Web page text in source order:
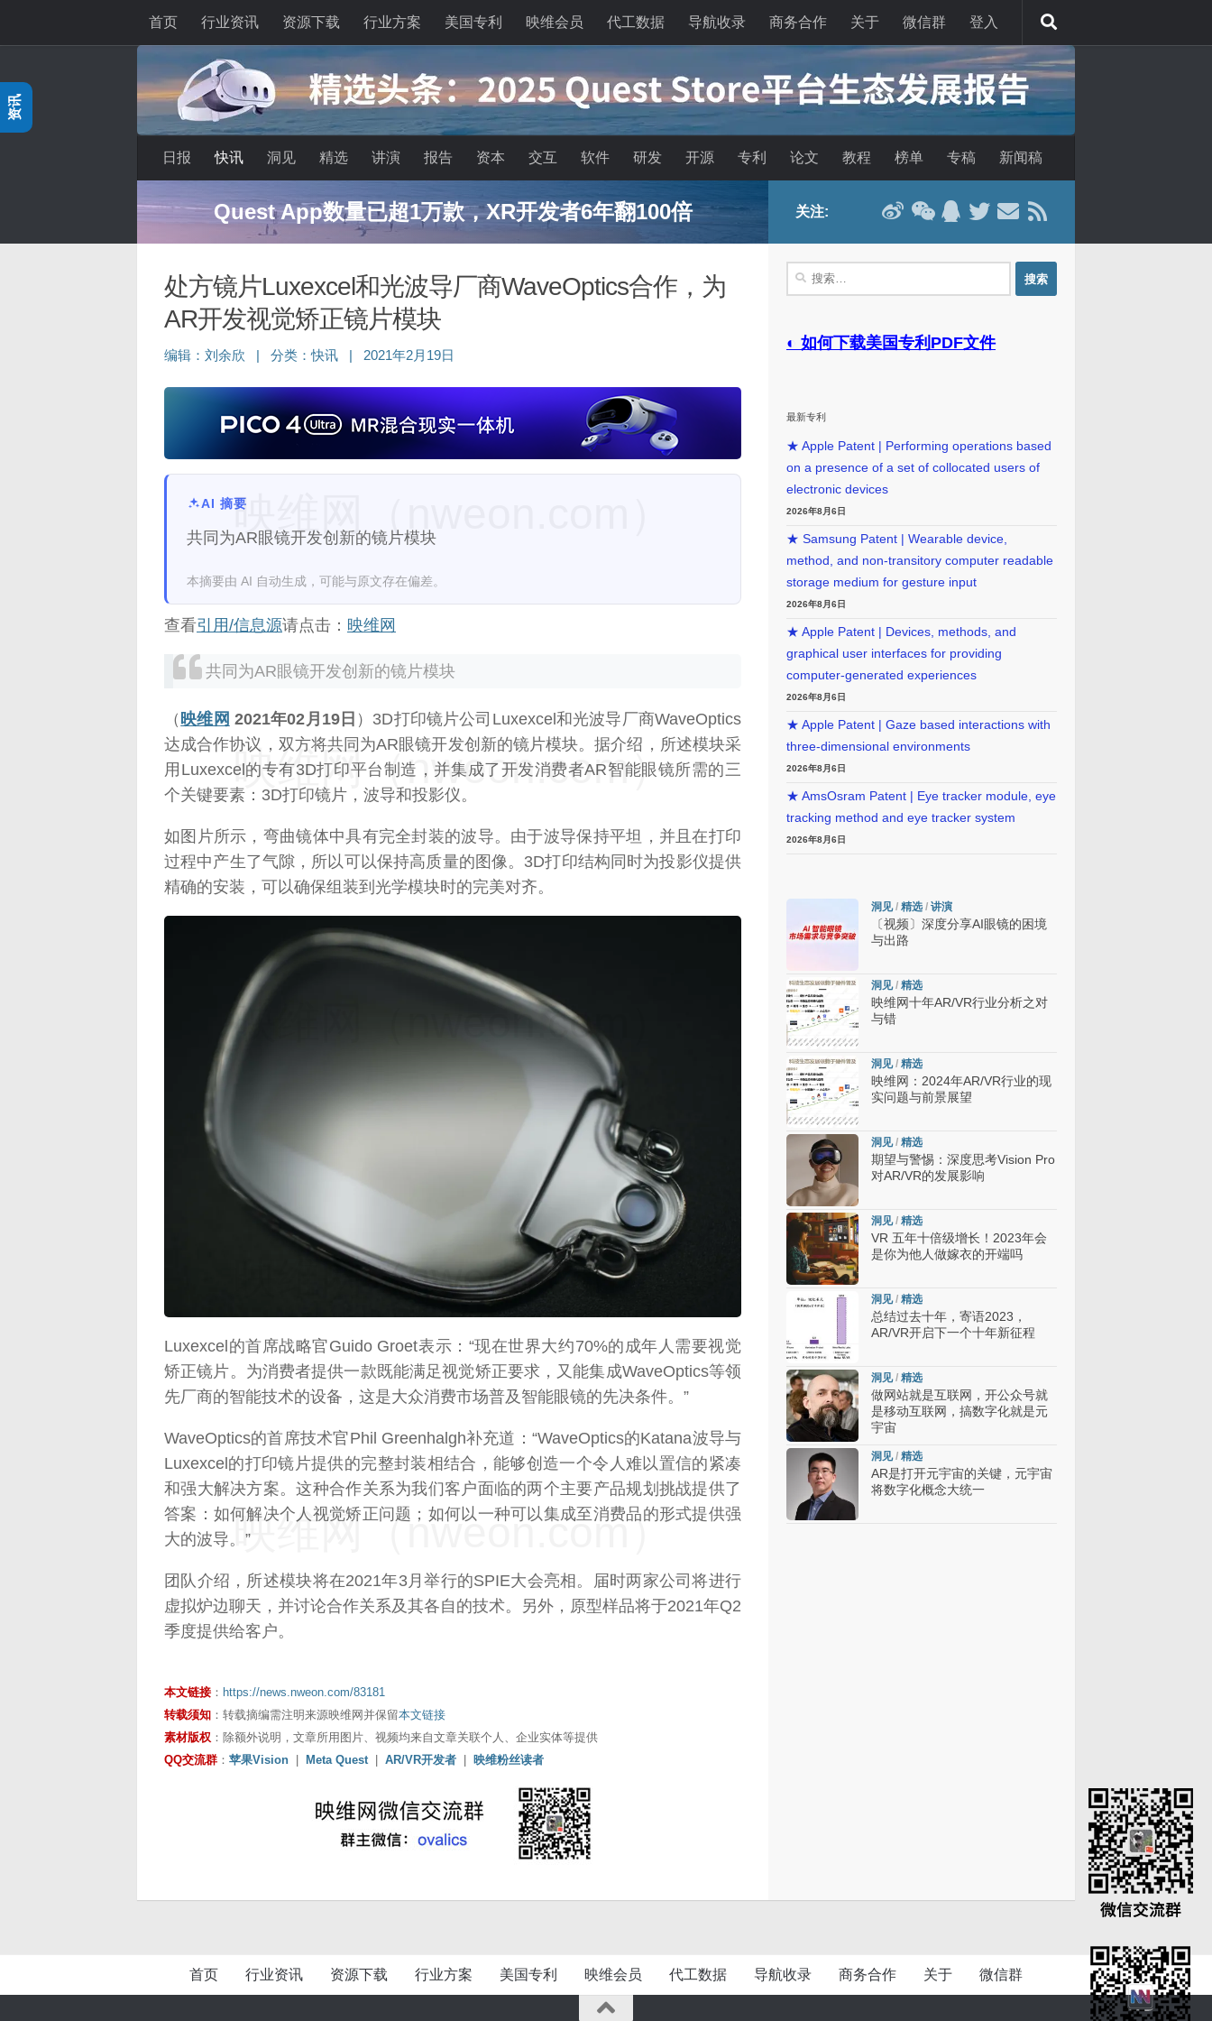
首页 行业资讯 资源下载 行业方案 美国专利 映维会员 代工数据 导航收录 商务合作 关于 微信群 登入
日报 快讯 洞见 精选 讲演 报告 资本 交互 软件 研发 开源 专利 论文 教程 榜单 专稿 新闻稿
Quest App数量已超1万款，XR开发者6年翻100倍
处方镜片Luxexcel和光波导厂商WaveOptics合作，为
AR开发视觉矫正镜片模块
编辑： 刘余欣 分类：快讯 2021年2月19日
AI 摘要
共同为AR眼镜开发创新的镜片模块
本摘要由 AI 自动生成，可能与原文存在偏差。
查看引用/信息源请点击： 映维网
共同为AR眼镜开发创新的镜片模块
（ 映维网 2021年02月19日 ）3D打印镜片公司Luxexcel和光波导厂商WaveOptics
达成合作协议，双方将共同为AR眼镜开发创新的镜片模块。据介绍，所述模块采
用Luxexcel的专有3D打印平台制造，并集成了开发消费者AR智能眼镜所需的三
个关键要素：3D打印镜片，波导和投影仪。
如图片所示，弯曲镜体中具有完全封装的波导。由于波导保持平坦，并且在打印
过程中产生了气隙，所以可以保持高质量的图像。3D打印结构同时为投影仪提供
精确的安装，可以确保组装到光学模块时的完美对齐。
Luxexcel的首席战略官Guido Groet表示：“现在世界大约70%的成年人需要视觉
矫正镜片。为消费者提供一款既能满足视觉矫正要求，又能集成WaveOptics等领
先厂商的智能技术的设备，这是大众消费市场普及智能眼镜的先决条件。”
WaveOptics的首席技术官Phil Greenhalgh补充道：“WaveOptics的Katana波导与
Luxexcel的打印镜片提供的完整封装相结合，能够创造一个令人难以置信的紧凑
和强大解决方案。这种合作关系为我们客户面临的两个主要产品规划挑战提供了
答案：如何解决个人视觉矫正问题；如何以一种可以集成至消费品的形式提供强
大的波导。”
团队介绍，所述模块将在2021年3月举行的SPIE大会亮相。届时两家公司将进行
虚拟炉边聊天，并讨论合作关系及其各自的技术。另外，原型样品将于2021年Q2
季度提供给客户。
映维网（nweon.com）
映维网（nweon.com）
映维网（nweon.com）
映维网（nweon.com）
映维网（nweon.com）
本文链接 ： https://news.nweon.com/83181
转载须知 ：转载摘编需注明来源映维网并保留本文链接
素材版权 ：除额外说明，文章所用图片、视频均来自文章关联个人、企业实体等提供
QQ交流群 ： 苹果Vision Meta Quest| AR/VR开发者 映维粉丝读者
关注:
搜
索：
◐ 如何下载美国专利PDF文件
最新专利
★ Apple Patent | Performing operations based
on a presence of a set of collocated users of
electronic devices
2026年8月6日
★ Samsung Patent | Wearable device,
method, and non-transitory computer readable
storage medium for gesture input
2026年8月6日
★ Apple Patent | Devices, methods, and
graphical user interfaces for providing
computer-generated experiences
2026年8月6日
★ Apple Patent | Gaze based interactions with
three-dimensional environments
2026年8月6日
★ AmsOsram Patent | Eye tracker module, eye
tracking method and eye tracker system
2026年8月6日
洞见/ 精选 / 讲演
〔视频〕深度分享AI眼镜的困境
与出路
洞见/ 精选
映维网十年AR/VR行业分析之对
与错
洞见/ 精选
映维网：2024年AR/VR行业的现
实问题与前景展望
洞见/ 精选
期望与警惕：深度思考Vision Pro
对AR/VR的发展影响
洞见/ 精选
VR 五年十倍级增长！2023年会
是你为他人做嫁衣的开端吗
洞见/ 精选
总结过去十年，寄语2023，
AR/VR开启下一个十年新征程
洞见/ 精选
做网站就是互联网，开公众号就
是移动互联网，搞数字化就是元
宇宙
洞见/ 精选
AR是打开元宇宙的关键，元宇宙
将数字化概念大统一
首页 行业资讯 资源下载 行业方案 美国专利 映维会员 代工数据 导航收录 商务合作 关于 微信群
资讯